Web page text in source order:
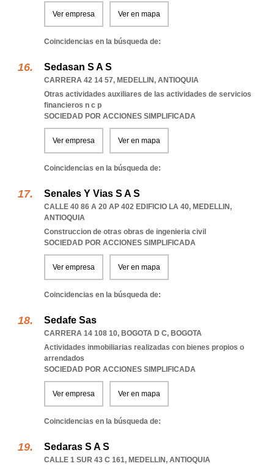
Ver empresa Ver en mapa
Coincidencias en la búsqueda de:
Sedasan S A S
CARRERA 42 14 57, MEDELLIN, ANTIOQUIA
Otras actividades auxiliares de las actividades de servicios
financieros n c p
SOCIEDAD POR ACCIONES SIMPLIFICADA
Ver empresa Ver en mapa
Coincidencias en la búsqueda de:
Senales Y Vias S A S
CALLE 40 86 A 20 AP 402 EDIFICIO LA 40, MEDELLIN,
ANTIOQUIA
Construccion de otras obras de ingenieria civil
SOCIEDAD POR ACCIONES SIMPLIFICADA
Ver empresa Ver en mapa
Coincidencias en la búsqueda de:
Sedafe Sas
CARRERA 14 108 10, BOGOTA D C, BOGOTA
Actividades inmobiliarias realizadas con bienes propios o
arrendados
SOCIEDAD POR ACCIONES SIMPLIFICADA
Ver empresa Ver en mapa
Coincidencias en la búsqueda de:
Sedaras S A S
CALLE 1 SUR 43 C 161, MEDELLIN, ANTIOQUIA